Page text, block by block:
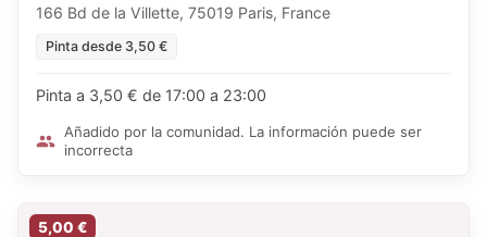
166 Bd de la Villette, 75019 Paris, France
Pinta desde 3,50 €
Pinta a 3,50 € de 17:00 a 23:00
Añadido por la comunidad. La información puede ser
incorrecta
5,00 €